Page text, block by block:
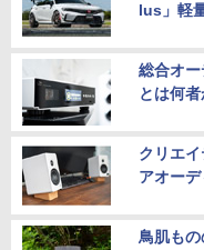
lus」軽
総合オ
とは何者
クリエ
アオー
鳥肌も